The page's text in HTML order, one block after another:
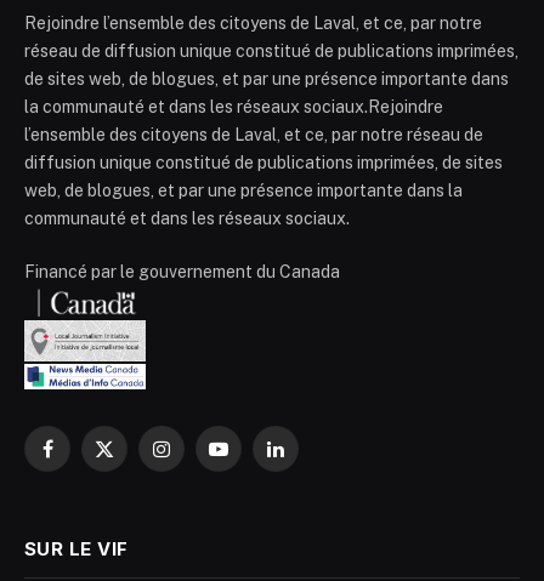
Rejoindre l’ensemble des citoyens de Laval, et ce, par notre
réseau de diffusion unique constitué de publications imprimées,
de sites web, de blogues, et par une présence importante dans
la communauté et dans les réseaux sociaux.Rejoindre
l’ensemble des citoyens de Laval, et ce, par notre réseau de
diffusion unique constitué de publications imprimées, de sites
web, de blogues, et par une présence importante dans la
communauté et dans les réseaux sociaux.
Financé par le gouvernement du Canada
Facebook
X
InstagramYouTubeLinkedIn
SUR LE VIF